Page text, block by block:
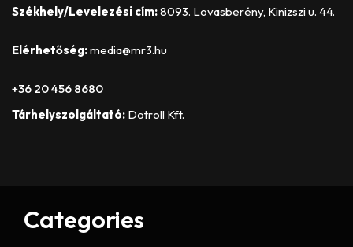
Székhely/Levelezési cím:8093. Lovasberény, Kinizszi u. 44.
Elérhetőség:media@mr3.hu
+36 20 456 8680
Tárhelyszolgáltató: Dotroll Kft.
Categories